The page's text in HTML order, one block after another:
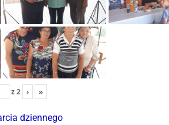
z2 › »
dziennego